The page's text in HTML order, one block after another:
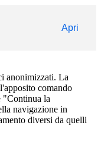
Apri
anonimizzati. La
comando
"Continua la
navigazione in
diversi da quelli